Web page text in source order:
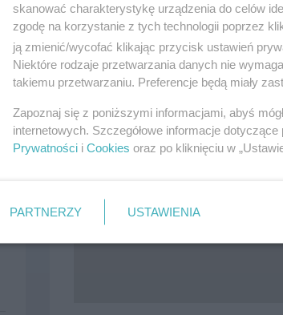
PRZYBLIŻONA LOKALIZACJA NA
skanować charakterystykę urządzenia do celów
zgodę na korzystanie z tych technologii poprzez
ją zmienić/wycofać klikając przycisk ustawień
Niektóre rodzaje przetwarzania danych nie
takiemu przetwarzaniu. Preferencje będą miały
Zapoznaj się z poniższymi informacjami, abyś
internetowych. Szczegółowe informacje
Prywatności i Cookies oraz po kliknięciu w
PARTNERZY USTAWIENIA